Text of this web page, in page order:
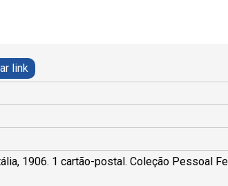
link
1906. 1 cartão-postal. Coleção Pessoal